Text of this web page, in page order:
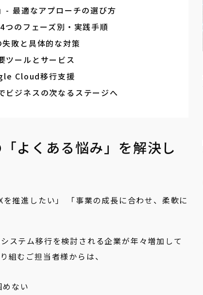
- 最適なアプローチの選び方
のフェーズ別・実践手順
敗と具体的な対策
ールとサービス
Cloud移行支援
ジネスの次なるステージへ
よくある悩み」を解決し
推進したい」 「事業の成長に合わせ、柔軟に
テム移行を検討される企業が年々増加して
組むご担当者様からは、
ない